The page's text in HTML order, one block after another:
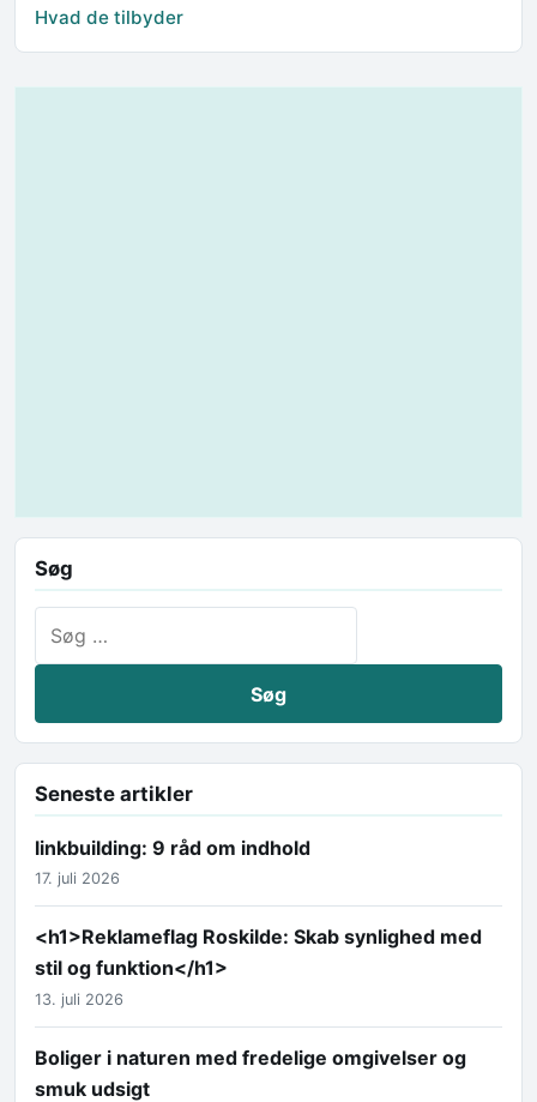
Hvad de tilbyder
Søg
Seneste artikler
linkbuilding: 9 råd om indhold
17. juli 2026
<h1>Reklameflag Roskilde: Skab synlighed med
stil og funktion</h1>
13. juli 2026
Boliger i naturen med fredelige omgivelser og
smuk udsigt